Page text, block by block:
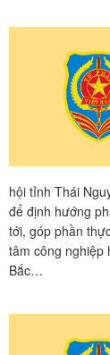
hội tỉnh Thái
để định hướng
tới, góp phần
tâm công nghiệp
Bắc…